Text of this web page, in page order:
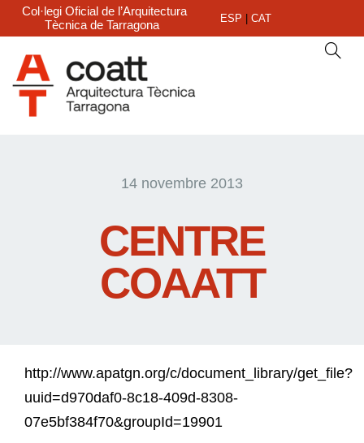
Col·legi Oficial de l’Arquitectura
Tècnica de Tarragona
ESP CAT
14 novembre 2013
CENTRE
COAATT
http://www.apatgn.org/c/document_library/get_file?
uuid=d970daf0-8c18-409d-8308-
07e5bf384f70&groupId=19901